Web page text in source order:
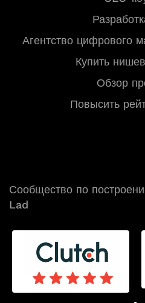
Агентство цифрового
Купить
Обзор
Повысить
Сообщество по
Lad